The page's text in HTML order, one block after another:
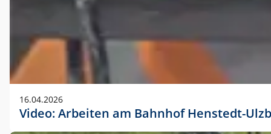
16.04.2026
Video: Arbeiten am Bahnhof Henstedt-